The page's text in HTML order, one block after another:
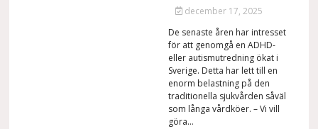
december 17, 2025
De senaste åren har intresset
för att genomgå en ADHD-
eller autismutredning ökat i
Sverige. Detta har lett till en
enorm belastning på den
traditionella sjukvården såväl
som långa vårdköer. – Vi vill
göra...